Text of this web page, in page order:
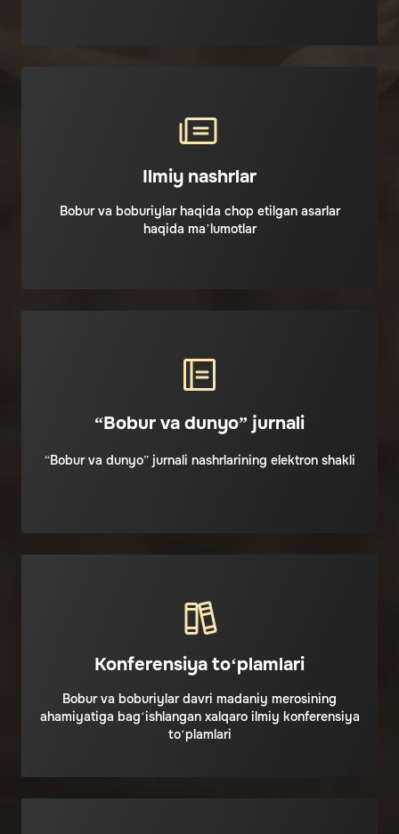
Ilmiy nashrlar
Bobur va boburiylar haqida chop etilgan asarlar
haqida ma’lumotlar
“Bobur va dunyo” jurnali
“Bobur va dunyo” jurnali nashrlarining elektron shakli
Konferensiya to‘plamlari
Bobur va boburiylar davri madaniy merosining
ahamiyatiga bag‘ishlangan xalqaro ilmiy konferensiya
to‘plamlari